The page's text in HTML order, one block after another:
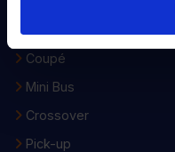
Coupé
Mini Bus
Crossover
Pick-up